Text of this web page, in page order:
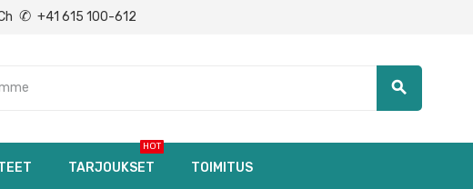
✆ +41 615 100-612
search
TARJOUKSET
HOT
TOIMITUS